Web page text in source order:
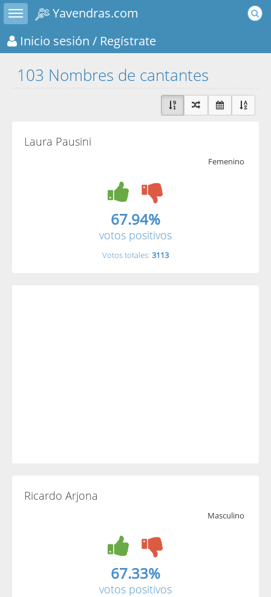
Toggle sidebar
Yavendras.com
Inicio sesión / Regístrate
103 Nombres de cantantes
Laura Pausini
Femenino
67.94%
votos positivos
Votos totales: 3113
Ricardo Arjona
Masculino
67.33%
votos positivos